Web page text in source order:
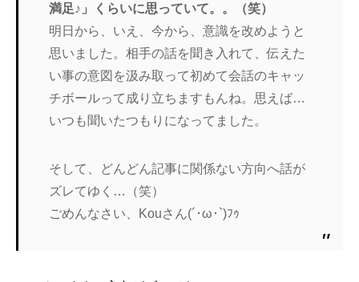
満足♪」くらいに思っていて。。（笑）
明日から、いえ、今から、意識を改めようと
思いました。相手の話を聞き入れて、伝えた
い事の意図を汲み取って初めて会話のキャッ
チボールって成り立ちますもんね。思えば…
いつも聞いたつもりになってました。
そして、どんどん記事に関係ない方向へ話が
ズレてゆく…（笑）
ごめんなさい、Kouさん(´･ω･`)ﾌｩ